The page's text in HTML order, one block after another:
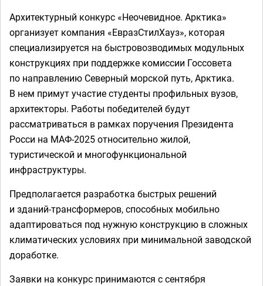
Архитектурный конкурс «Неочевидное. Арктика»
организует компания «ЕвразСтилХауз», которая
специализируется на быстровозводимых модульных
конструкциях при поддержке комиссии Госсовета
по направлению Северный морской путь, Арктика.
В нем примут участие студенты профильных вузов,
архитекторы. Работы победителей будут
рассматриваться в рамках поручения Президента
Росси на МАФ-2025 относительно жилой,
туристической и многофункциональной
инфраструктуры.
Предполагается разработка быстрых решений
и зданий-трансформеров, способных мобильно
адаптироваться под нужную конструкцию в сложных
климатических условиях при минимальной заводской
доработке.
Заявки на конкурс принимаются с сентября